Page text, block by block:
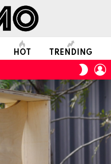
HOT TRENDING
SKIN